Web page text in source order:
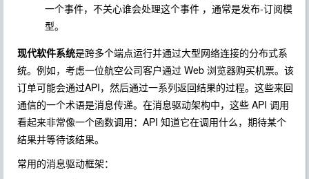
一个事件，不关心谁会处理这个事件 ，通常是发布-订阅模
型。
现代软件系统是跨多个端点运行并通过大型网络连接的分布式系
统。例如，考虑一位航空公司客户通过 Web 浏览器购买机票。该
订单可能会通过API，然后通过一系列返回结果的过程。这些来回
通信的一个术语是消息传递。在消息驱动架构中，这些 API 调用
看起来非常像一个函数调用：API 知道它在调用什么，期待某个
结果并等待该结果。
常用的消息驱动框架：